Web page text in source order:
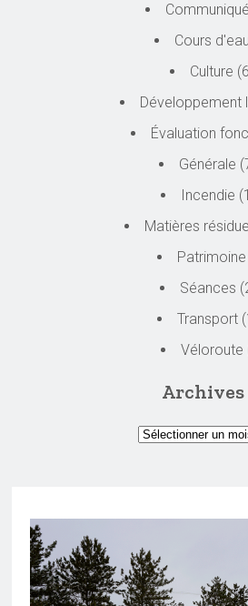
Communiqué
Cours d'eau
Culture
Développement
Évaluation
Générale
Incendie
Matières
Patrimoine
Séances
Transport
Véloroute
Archives